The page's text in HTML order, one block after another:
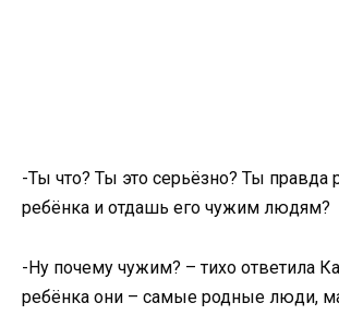
-Ты что? Ты это серьёзно? Ты правда
ребёнка и отдашь его чужим людям?
-Ну почему чужим? – тихо ответила
ребёнка они – самые родные люди,